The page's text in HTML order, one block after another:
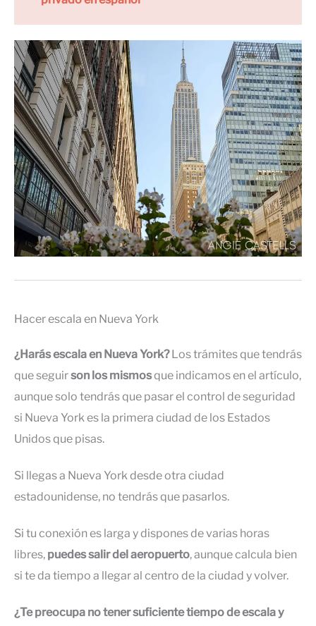
Hacer escala en Nueva York
¿Harás escala en Nueva York?Los trámites que tendrás
que seguirson los mismosque indicamos en el artículo,
aunque solo tendrás que pasar el control de seguridad
si Nueva York es la primera ciudad de los Estados
Unidos que pisas.
Si llegas a Nueva York desde otra ciudad
estadounidense, no tendrás que pasarlos.
Si tu conexión es larga y dispones de varias horas
libres, puedes salir del aeropuerto, aunque calcula bien
si te da tiempo a llegar al centro de la ciudad y volver.
¿Te preocupa no tener suficiente tiempo de escala y